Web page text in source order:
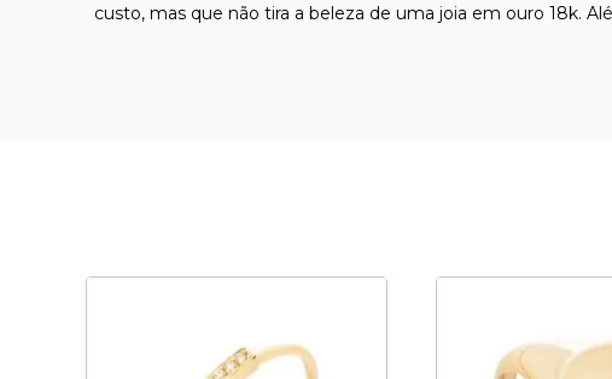
custo, mas que não tira a beleza de uma joia em ouro 18k.